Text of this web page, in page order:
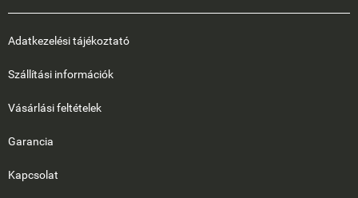
Adatkezelési tájékoztató
Szállítási információk
Vásárlási feltételek
Garancia
Kapcsolat